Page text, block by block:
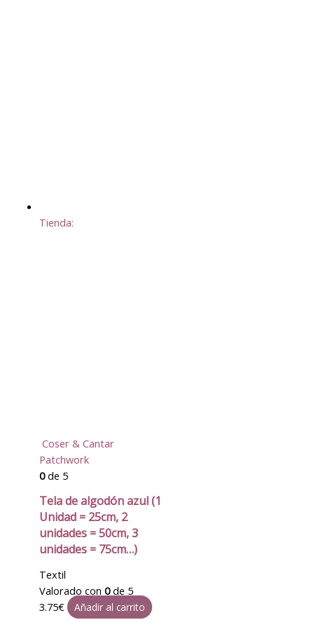
Tienda:
Coser & Cantar
Patchwork
0de 5
Tela de algodón azul (1
Unidad = 25cm, 2
unidades = 50cm, 3
unidades = 75cm…)
Textil
Valorado con 0de 5
3.75€ Añadir al carrito